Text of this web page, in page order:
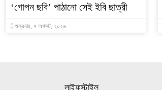
‘গোপন ছবি’ পাঠানো সেই ইবি ছাত্রী
শুক্রবার, ৭ অগাস্ট, ২০২৬
লাইফস্টাইল